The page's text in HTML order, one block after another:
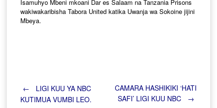
Isamuhyo Mbeni mkoani Dar es Salaam na Tanzania Prisons
wakiwakaribisha Tabora United katika Uwanja wa Sokoine jijini
Mbeya.
Post
←
LIGI KUU YA NBC
KUTIMUA VUMBI LEO.
CAMARA HASHIKIKI ‘HATI
SAFI’ LIGI KUU NBC
→